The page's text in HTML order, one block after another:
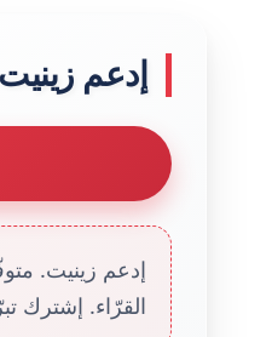
إدعم زينيت
إدعم زينيت.
القرّاء. إشترك